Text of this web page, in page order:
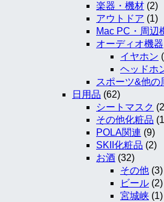
楽器・機材 (2)
アウトドア (1)
Mac PC・周辺
オーディオ機器
イヤホン
ヘッドホ
スポーツ&他の
日用品 (62)
シートマスク
その他化粧品
POLA関連 (9)
SKII化粧品 (2)
お酒 (32)
その他 (3)
ビール (2)
宮城峡 (1)